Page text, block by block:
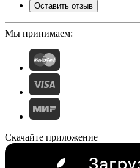
Оставить отзыв
Мы принимаем:
Скачайте приложение